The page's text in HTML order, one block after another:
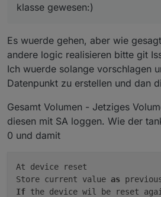
klasse gewesen:)
Es wuerde gehen, aber wie
andere logic realisieren bitte git
Ich wuerde solange vorschlagen
Datenpunkt zu erstellen und dan
Gesamt Volumen - Jetziges
diesen mit SA loggen. Wie der
0 und damit
At device reset
Store current value as
If the device wil be reset